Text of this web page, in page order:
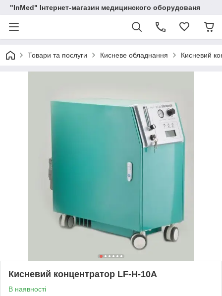
"InMed" Інтернет-магазин медицинского оборудованя
Товари та послуги Кисневе обладнання Кисневий
Кисневий концентратор LF-H-10A
В наявності